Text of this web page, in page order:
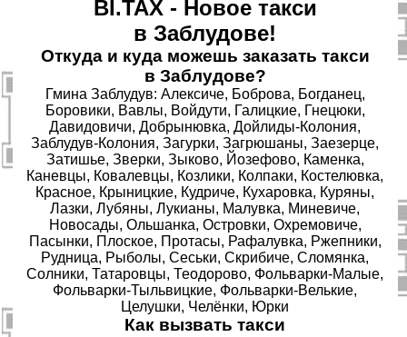
BI.TAX - Новое такси
в Заблудове!
Откуда и куда можешь заказать такси
в Заблудове?
Гмина Заблудув: Алексиче, Боброва, Богданец,
Боровики, Вавлы, Войдути, Галицкие, Гнецюки,
Давидовичи, Добрынювка, Дойлиды-Колония,
Заблудув-Колония, Загурки, Загрюшаны, Заезерце,
Затишье, Зверки, Зыково, Йозефово, Каменка,
Каневцы, Ковалевцы, Козлики, Колпаки, Костелювка,
Красное, Крыницкие, Кудриче, Кухаровка, Куряны,
Лазки, Лубяны, Лукианы, Малувка, Миневиче,
Новосады, Ольшанка, Островки, Охремовиче,
Пасынки, Плоское, Протасы, Рафалувка, Ржепники,
Рудница, Рыболы, Сеськи, Скрибиче, Сломянка,
Солники, Татаровцы, Теодорово, Фольварки-Малые,
Фольварки-Тыльвицкие, Фольварки-Велькие,
Целушки, Челёнки, Юрки
Как вызвать такси